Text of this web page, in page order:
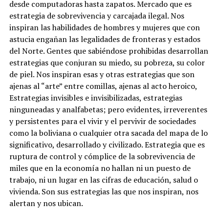
desde computadoras hasta zapatos. Mercado que es
estrategia de sobrevivencia y carcajada ilegal. Nos
inspiran las habilidades de hombres y mujeres que con
astucia engañan las legalidades de fronteras y estados
del Norte. Gentes que sabiéndose prohibidas desarrollan
estrategias que conjuran su miedo, su pobreza, su color
de piel. Nos inspiran esas y otras estrategias que son
ajenas al “arte” entre comillas, ajenas al acto heroico,
Estrategias invisibles e invisibilizadas, estrategias
ninguneadas y analfabetas; pero evidentes, irreverentes
y persistentes para el vivir y el pervivir de sociedades
como la boliviana o cualquier otra sacada del mapa de lo
significativo, desarrollado y civilizado. Estrategia que es
ruptura de control y cómplice de la sobrevivencia de
miles que en la economía no hallan ni un puesto de
trabajo, ni un lugar en las cifras de educación, salud o
vivienda. Son sus estrategias las que nos inspiran, nos
alertan y nos ubican.